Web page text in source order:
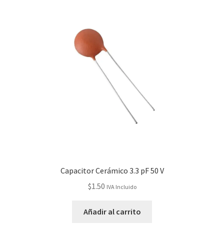
Capacitor Cerámico 3.3 pF 50 V
$1.50 IVA Incluido
Añadir al carrito